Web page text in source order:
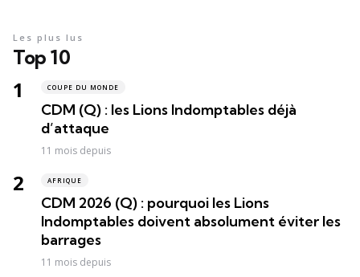
Top 10
Les plus lus
COUPE DU MONDE
CDM (Q) : les Lions Indomptables déjà
d’attaque
11 mois depuis
AFRIQUE
CDM 2026 (Q) : pourquoi les Lions
Indomptables doivent absolument éviter les
barrages
11 mois depuis